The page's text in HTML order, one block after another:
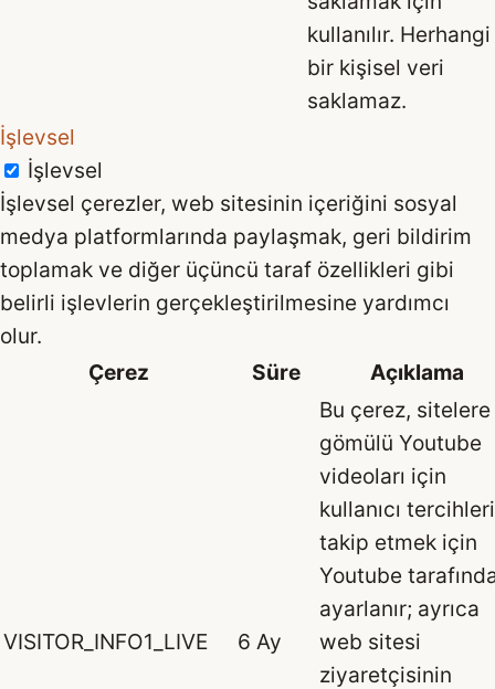
kullanılır. Herhangi
bir kişisel veri
saklamaz.
İşlevsel
İşlevsel
İşlevsel çerezler, web sitesinin içeriğini sosyal
medya platformlarında paylaşmak, geri bildirim
toplamak ve diğer üçüncü taraf özellikleri gibi
belirli işlevlerin gerçekleştirilmesine yardımcı
olur.
Çerez
Süre Açıklama
VISITOR_INFO1_LIVE 6 Ay
Bu çerez, sitelere
gömülü Youtube
videoları için
kullanıcı
takip etmek için
Youtube
ayarlanır; ayrıca
web sitesi
ziyaretçisinin